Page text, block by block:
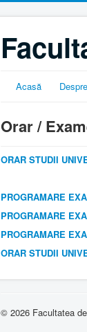
Acasă
Orar /
ORAR STUDII
PROGRAMARE
PROGRAMARE
PROGRAMARE
ORAR STUDII
© 2026 Facultatea